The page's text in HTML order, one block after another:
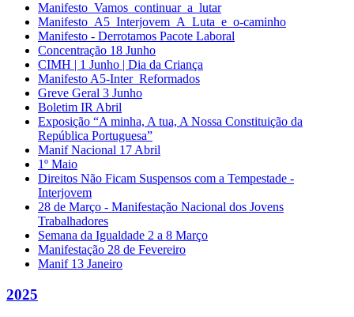
Manifesto_Vamos_continuar_a_lutar
Manifesto_A5_Interjovem_A_Luta_e_o-caminho
Manifesto - Derrotamos Pacote Laboral
Concentração 18 Junho
CIMH | 1 Junho | Dia da Criança
Manifesto A5-Inter_Reformados
Greve Geral 3 Junho
Boletim IR Abril
Exposição “A minha, A tua, A Nossa Constituição da
República Portuguesa”
Manif Nacional 17 Abril
1º Maio
Direitos Não Ficam Suspensos com a Tempestade -
Interjovem
28 de Março - Manifestação Nacional dos Jovens
Trabalhadores
Semana da Igualdade 2 a 8 Março
Manifestação 28 de Fevereiro
Manif 13 Janeiro
2025